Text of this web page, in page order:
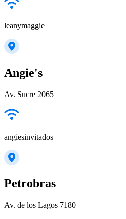
leanymaggie
Angie's
Av. Sucre 2065
angiesinvitados
Petrobras
Av. de los Lagos 7180